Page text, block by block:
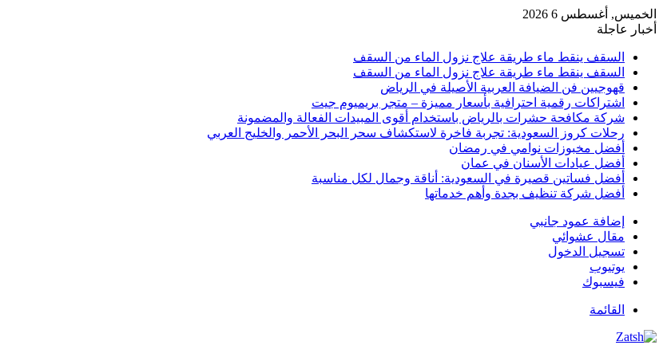
الخميس, أغسطس 6 2026
أخبار عاجلة
السقف ينقط ماء طريقة علاج نزول الماء من السقف
السقف ينقط ماء طريقة علاج نزول الماء من السقف
قهوجيين فن الضيافة العربية الأصيلة في الرياض
اشتراكات رقمية احترافية بأسعار مميزة – متجر بريميوم جيت
شركة مكافحة حشرات بالرياض باستخدام أقوى المبيدات الفعالة والمضمونة
رحلات كروز السعودية: تجربة فاخرة لاستكشاف سحر البحر الأحمر والخليج العربي
أفضل مخبوزات نوامي في رمضان
أفضل عيادات الأسنان في عمان
أفضل فساتين قصيرة في السعودية: أناقة وجمال لكل مناسبة
أفضل شركة تنظيف بجدة وأهم خدماتها
إضافة عمود جانبي
مقال عشوائي
تسجيل الدخول
يوتيوب
فيسبوك
القائمة